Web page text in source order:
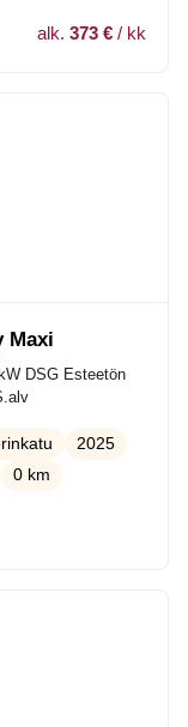
alk. 373 € / kk
Maxi
DSG Esteetön
2025
0 km